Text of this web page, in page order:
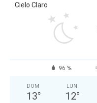
Cielo Claro
96 %
DOM
13°
LUN
12°